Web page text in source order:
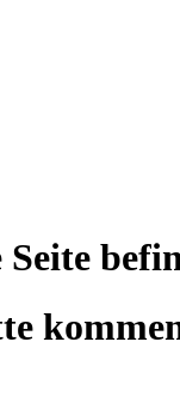
Seite